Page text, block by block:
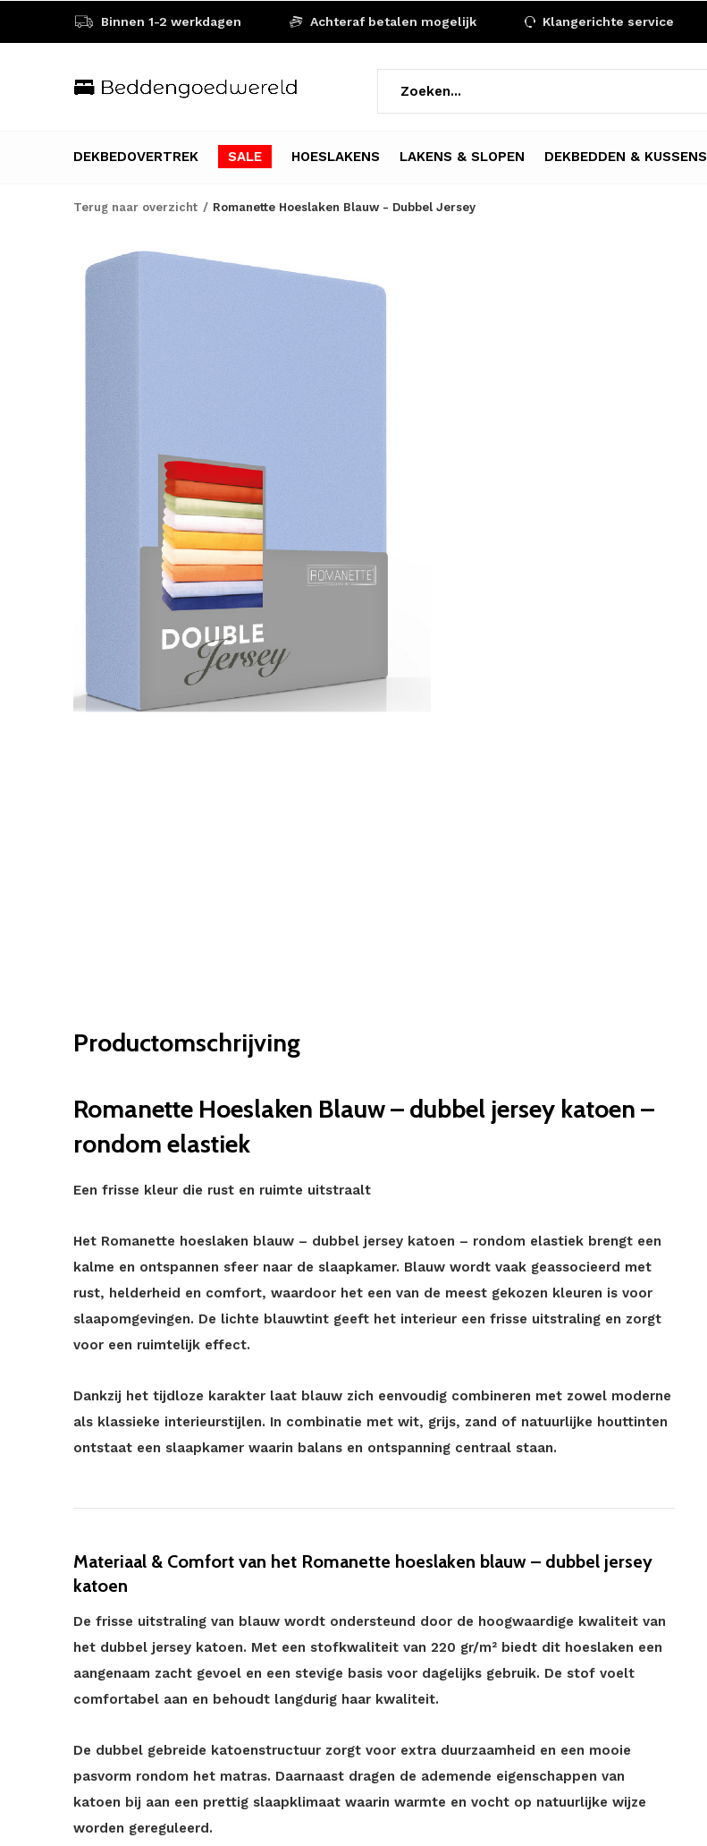
DEKBEDOVERTREK SALE HOESLAKENS LAKENS & SLOPEN DEKBEDDEN & KUSSENS
Binnen 1-2 werkdagen Achteraf betalen mogelijk Klangerichte service
Terug naar overzicht Romanette Hoeslaken Blauw - Dubbel Jersey
Productomschrijving
Romanette Hoeslaken Blauw – dubbel jersey katoen –
rondom elastiek
Een frisse kleur die rust en ruimte uitstraalt
Het Romanette hoeslaken blauw – dubbel jersey katoen – rondom elastiek brengt een
kalme en ontspannen sfeer naar de slaapkamer. Blauw wordt vaak geassocieerd met
rust, helderheid en comfort, waardoor het een van de meest gekozen kleuren is voor
slaapomgevingen. De lichte blauwtint geeft het interieur een frisse uitstraling en zorgt
voor een ruimtelijk effect.
Dankzij het tijdloze karakter laat blauw zich eenvoudig combineren met zowel moderne
als klassieke interieurstijlen. In combinatie met wit, grijs, zand of natuurlijke houttinten
ontstaat een slaapkamer waarin balans en ontspanning centraal staan.
Materiaal & Comfort van het Romanette hoeslaken blauw – dubbel jersey
katoen
De frisse uitstraling van blauw wordt ondersteund door de hoogwaardige kwaliteit van
het dubbel jersey katoen. Met een stofkwaliteit van 220 gr/m² biedt dit hoeslaken een
aangenaam zacht gevoel en een stevige basis voor dagelijks gebruik. De stof voelt
comfortabel aan en behoudt langdurig haar kwaliteit.
De dubbel gebreide katoenstructuur zorgt voor extra duurzaamheid en een mooie
pasvorm rondom het matras. Daarnaast dragen de ademende eigenschappen van
katoen bij aan een prettig slaapklimaat waarin warmte en vocht op natuurlijke wijze
worden gereguleerd.